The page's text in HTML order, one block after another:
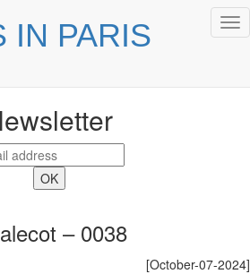
IN PARIS
– 0038
[October-07-2024]